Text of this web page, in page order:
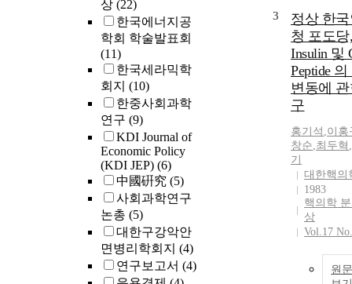
상 (22)
한국에너지공
학회 학술발표회
(11)
한국세라믹학
회지 (10)
한중사회과학
연구 (9)
KDI Journal of
Economic Policy
(KDI JEP) (6)
中國硏究 (5)
사회과학연구
논총 (5)
대한구강악안
면병리학회지 (4)
연구보고서 (4)
3
정상 한
청 포도당,
Insulin 및
Peptide
변동에
구
홍기석 ,이홍
창순,최두혁 ,
기
대한핵의
1983
핵의학
상
Vol.17
원문